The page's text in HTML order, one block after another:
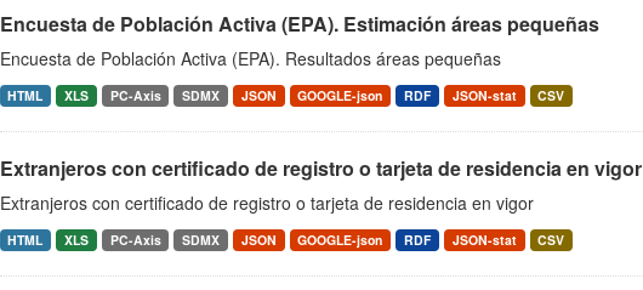
Encuesta de Población Activa (EPA). Estimación áreas pequeñas
Encuesta de Población Activa (EPA). Resultados áreas pequeñas
HTML XLS PC-Axis SDMX JSON GOOGLE-json RDF JSON-stat CSV
Extranjeros con certificado de registro o tarjeta de residencia en vigor
Extranjeros con certificado de registro o tarjeta de residencia en vigor
HTML XLS PC-Axis SDMX JSON GOOGLE-json RDF JSON-stat CSV